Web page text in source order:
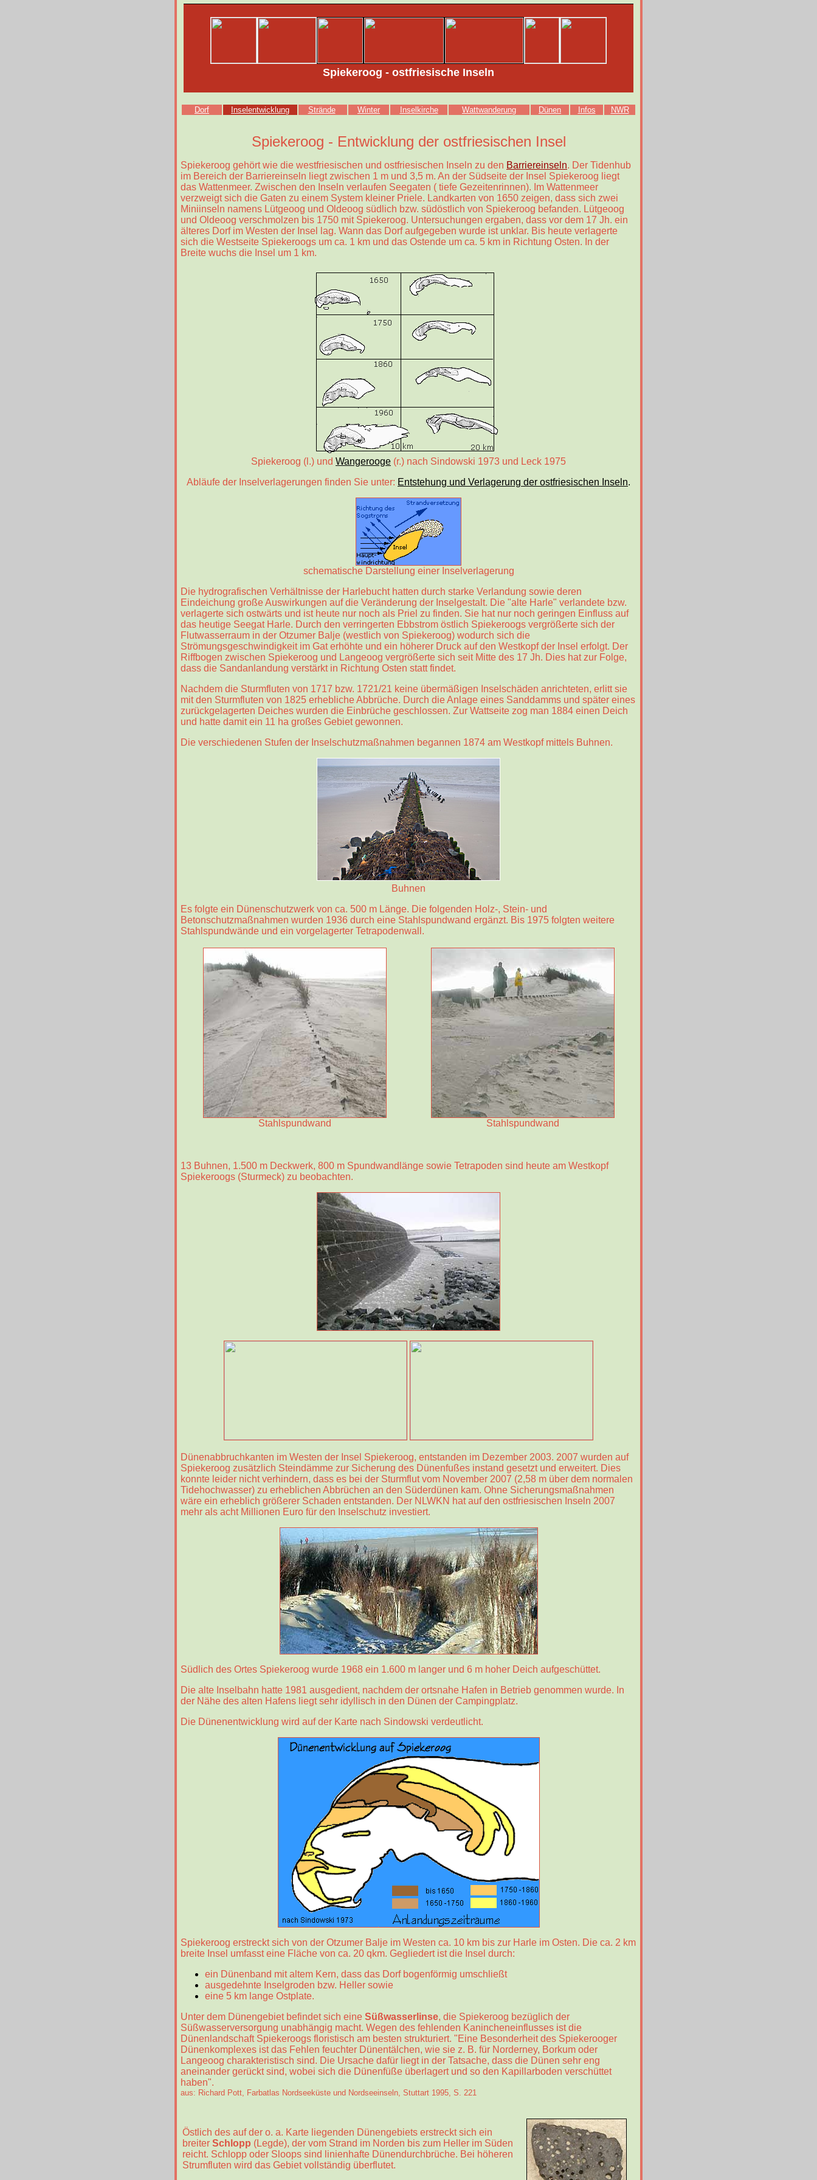
Spiekeroog - ostfriesische Inseln
Dorf Inselentwicklung Strände Winter Inselkirche Wattwanderung Dünen Infos NWR
Spiekeroog - Entwicklung der ostfriesischen Insel
Spiekeroog gehört wie die westfriesischen und ostfriesischen Inseln zu den Barriereinseln. Der Tidenhub
im Bereich der Barriereinseln liegt zwischen 1 m und 3,5 m. An der Südseite der Insel Spiekeroog liegt
das Wattenmeer. Zwischen den Inseln verlaufen Seegaten ( tiefe Gezeitenrinnen). Im Wattenmeer
verzweigt sich die Gaten zu einem System kleiner Priele. Landkarten von 1650 zeigen, dass sich zwei
Miniinseln namens Lütgeoog und Oldeoog südlich bzw. südöstlich von Spiekeroog befanden. Lütgeoog
und Oldeoog verschmolzen bis 1750 mit Spiekeroog. Untersuchungen ergaben, dass vor dem 17 Jh. ein
älteres Dorf im Westen der Insel lag. Wann das Dorf aufgegeben wurde ist unklar. Bis heute verlagerte
sich die Westseite Spiekeroogs um ca. 1 km und das Ostende um ca. 5 km in Richtung Osten. In der
Breite wuchs die Insel um 1 km.
Spiekeroog (l.) und Wangerooge (r.) nach Sindowski 1973 und Leck 1975
Abläufe der Inselverlagerungen finden Sie unter: Entstehung und Verlagerung der ostfriesischen Inseln.
schematische Darstellung einer Inselverlagerung
Die hydrografischen Verhältnisse der Harlebucht hatten durch starke Verlandung sowie deren
Eindeichung große Auswirkungen auf die Veränderung der Inselgestalt. Die "alte Harle" verlandete bzw.
verlagerte sich ostwärts und ist heute nur noch als Priel zu finden. Sie hat nur noch geringen Einfluss auf
das heutige Seegat Harle. Durch den verringerten Ebbstrom östlich Spiekeroogs vergrößerte sich der
Flutwasserraum in der Otzumer Balje (westlich von Spiekeroog) wodurch sich die
Strömungsgeschwindigkeit im Gat erhöhte und ein höherer Druck auf den Westkopf der Insel erfolgt. Der
Riffbogen zwischen Spiekeroog und Langeoog vergrößerte sich seit Mitte des 17 Jh. Dies hat zur Folge,
dass die Sandanlandung verstärkt in Richtung Osten statt findet.
Nachdem die Sturmfluten von 1717 bzw. 1721/21 keine übermäßigen Inselschäden anrichteten, erlitt sie
mit den Sturmfluten von 1825 erhebliche Abbrüche. Durch die Anlage eines Sanddamms und später eines
zurückgelagerten Deiches wurden die Einbrüche geschlossen. Zur Wattseite zog man 1884 einen Deich
und hatte damit ein 11 ha großes Gebiet gewonnen.
Die verschiedenen Stufen der Inselschutzmaßnahmen begannen 1874 am Westkopf mittels Buhnen.
Buhnen
Es folgte ein Dünenschutzwerk von ca. 500 m Länge. Die folgenden Holz-, Stein- und
Betonschutzmaßnahmen wurden 1936 durch eine Stahlspundwand ergänzt. Bis 1975 folgten weitere
Stahlspundwände und ein vorgelagerter Tetrapodenwall.
Stahlspundwand Stahlspundwand
13 Buhnen, 1.500 m Deckwerk, 800 m Spundwandlänge sowie Tetrapoden sind heute am Westkopf
Spiekeroogs (Sturmeck) zu beobachten.
Dünenabbruchkanten im Westen der Insel Spiekeroog, entstanden im Dezember 2003. 2007 wurden auf
Spiekeroog zusätzlich Steindämme zur Sicherung des Dünenfußes instand gesetzt und erweitert. Dies
konnte leider nicht verhindern, dass es bei der Sturmflut vom November 2007 (2,58 m über dem normalen
Tidehochwasser) zu erheblichen Abbrüchen an den Süderdünen kam. Ohne Sicherungsmaßnahmen
wäre ein erheblich größerer Schaden entstanden. Der NLWKN hat auf den ostfriesischen Inseln 2007
mehr als acht Millionen Euro für den Inselschutz investiert.
Südlich des Ortes Spiekeroog wurde 1968 ein 1.600 m langer und 6 m hoher Deich aufgeschüttet.
Die alte Inselbahn hatte 1981 ausgedient, nachdem der ortsnahe Hafen in Betrieb genommen wurde. In
der Nähe des alten Hafens liegt sehr idyllisch in den Dünen der Campingplatz.
Die Dünenentwicklung wird auf der Karte nach Sindowski verdeutlicht.
Spiekeroog erstreckt sich von der Otzumer Balje im Westen ca. 10 km bis zur Harle im Osten. Die ca. 2 km
breite Insel umfasst eine Fläche von ca. 20 qkm. Gegliedert ist die Insel durch:
ein Dünenband mit altem Kern, dass das Dorf bogenförmig umschließt
ausgedehnte Inselgroden bzw. Heller sowie
eine 5 km lange Ostplate.
Unter dem Dünengebiet befindet sich eine Süßwasserlinse, die Spiekeroog bezüglich der
Süßwasserversorgung unabhängig macht. Wegen des fehlenden Kanincheneinflusses ist die
Dünenlandschaft Spiekeroogs floristisch am besten strukturiert. "Eine Besonderheit des Spiekerooger
Dünenkomplexes ist das Fehlen feuchter Dünentälchen, wie sie z. B. für Norderney, Borkum oder
Langeoog charakteristisch sind. Die Ursache dafür liegt in der Tatsache, dass die Dünen sehr eng
aneinander gerückt sind, wobei sich die Dünenfüße überlagert und so den Kapillarboden verschüttet
haben".
aus: Richard Pott, Farbatlas Nordseeküste und Nordseeinseln, Stuttart 1995, S. 221
Östlich des auf der o. a. Karte liegenden Dünengebiets erstreckt sich ein
breiter Schlopp (Legde), der vom Strand im Norden bis zum Heller im Süden
reicht. Schlopp oder Sloops sind linienhafte Dünendurchbrüche. Bei höheren
Strumfluten wird das Gebiet vollständig überflutet.